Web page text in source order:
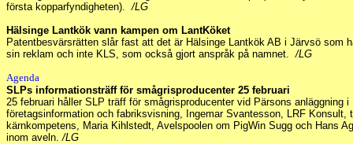
första kopparfyndigheten)./LG
Hälsinge Lantkök vann kampen om LantKöket
Patentbesvärsrätten slår fast att det är Hälsinge Lantkök AB i Järvsö som
sin reklam och inte KLS, som också gjort anspråk på namnet./LG
Agenda
SLPs informationsträff för smågrisproducenter 25 februari
25 februari håller SLP träff för smågrisproducenter vid Pärsons anläggning
företagsinformation och fabriksvisning, Ingemar Svantesson, LRF Konsult,
kärnkompetens, Maria Kihlstedt, Avelspoolen om PigWin Sugg och Hans
inom aveln./LG